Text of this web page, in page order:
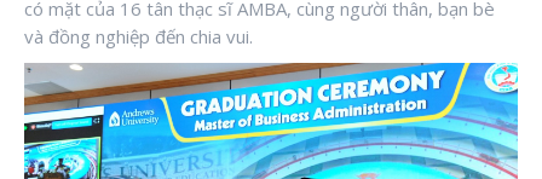
có mặt của 16 tân thạc sĩ AMBA, cùng người thân, bạn bè
và đồng nghiệp đến chia vui.